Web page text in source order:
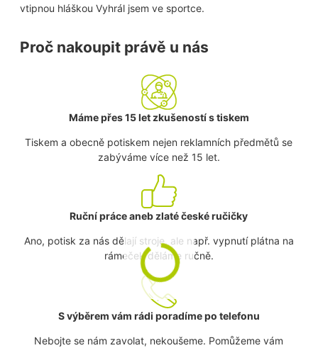
vtipnou hláškou Vyhrál jsem ve sportce.
Proč nakoupit právě u nás
Máme přes 15 let zkušeností s tiskem
Tiskem a obecně potiskem nejen reklamních předmětů se
zabýváme více než 15 let.
Ruční práce aneb zlaté české ručičky
Ano, potisk za nás dělají stroje, ale např. vypnutí plátna na
rámeček děláme ručně.
S výběrem vám rádi poradíme po telefonu
Nebojte se nám zavolat, nekoušeme. Pomůžeme vám